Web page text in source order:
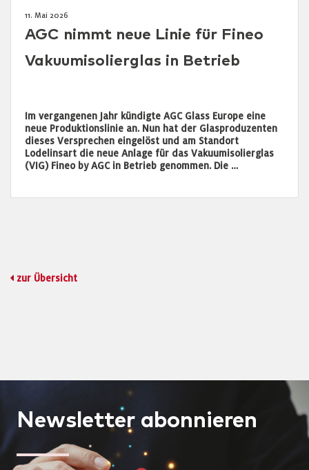
11. Mai 2026
AGC nimmt neue Linie für Fineo
Vakuumisolierglas in Betrieb
Im vergangenen Jahr kündigte AGC Glass Europe eine
neue Produktionslinie an. Nun hat der Glasproduzenten
dieses Versprechen eingelöst und am Standort
Lodelinsart die neue Anlage für das Vakuumisolierglas
(VIG) Fineo by AGC in Betrieb genommen. Die …
zur Übersicht
Newsletter abonnieren